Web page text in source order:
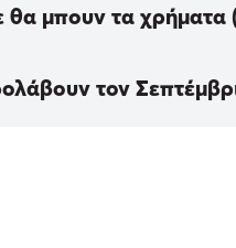
θα μπουν τα χρήματα
τον